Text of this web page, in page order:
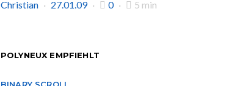
Christian
27.01.09 0 5 min
POLYNEUX EMPFIEHLT